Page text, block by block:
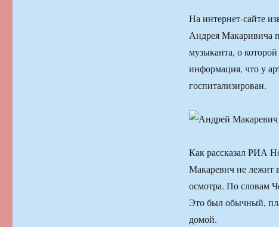
На интернет-сайте
Андрея Макаривича
музыканта, о
информация, что у
госпитализирован.
Как рассказал РИА
Макаревич не лежит
осмотра. По словам
Это был обычный,
домой.